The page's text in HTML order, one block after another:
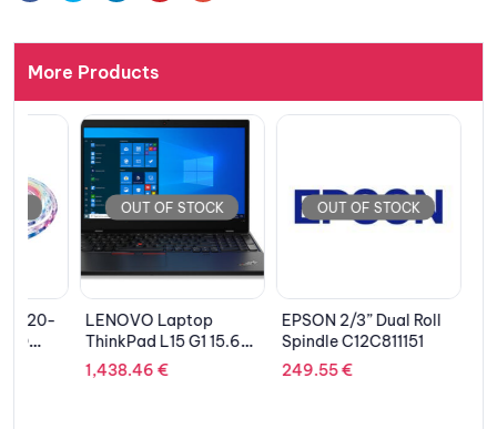
More Products
OUT OF STOCK
LENOVO Laptop
ThinkPad L15 G1 15.6”
FHD IPS/i7-
10510U/16GB/512GB
1,438.46€
OUT OF STOCK
EPSON 2/3” Dual Roll
Spindle C12C811151
249.55€